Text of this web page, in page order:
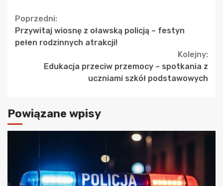
Continue
Reading
Poprzedni:
Przywitaj wiosnę z oławską policją – festyn
pełen rodzinnych atrakcji!
Kolejny:
Edukacja przeciw przemocy – spotkania z
uczniami szkół podstawowych
Powiązane wpisy